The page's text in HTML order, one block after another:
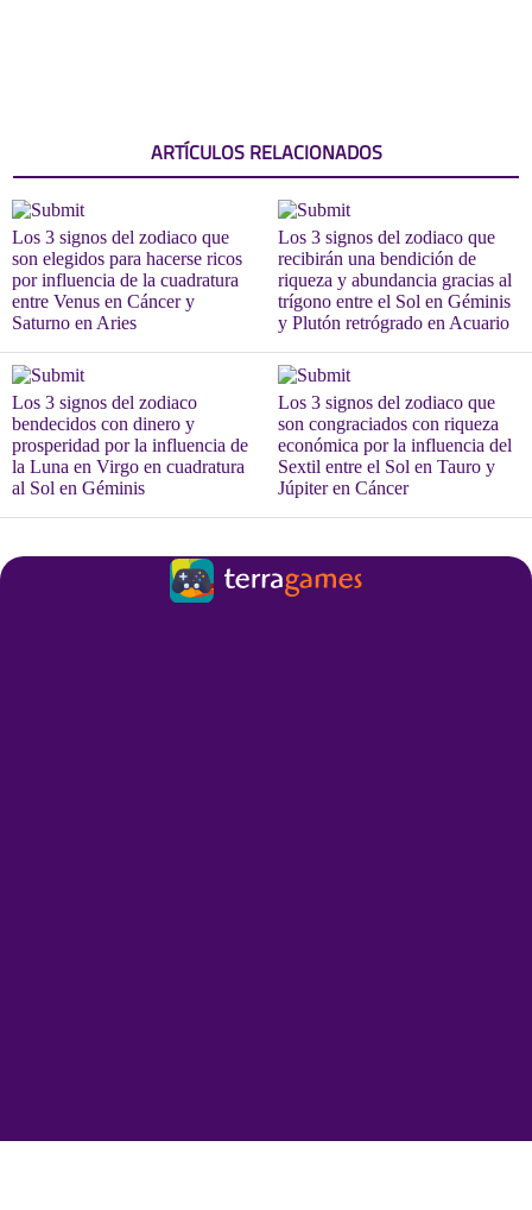
ARTÍCULOS RELACIONADOS
Los 3 signos del zodiaco que
son elegidos para hacerse ricos
por influencia de la cuadratura
entre Venus en Cáncer y
Saturno en Aries
Los 3 signos del zodiaco que
recibirán una bendición de
riqueza y abundancia gracias al
trígono entre el Sol en Géminis
y Plutón retrógrado en Acuario
Los 3 signos del zodiaco
bendecidos con dinero y
prosperidad por la influencia de
la Luna en Virgo en cuadratura
al Sol en Géminis
Los 3 signos del zodiaco que
son congraciados con riqueza
económica por la influencia del
Sextil entre el Sol en Tauro y
Júpiter en Cáncer